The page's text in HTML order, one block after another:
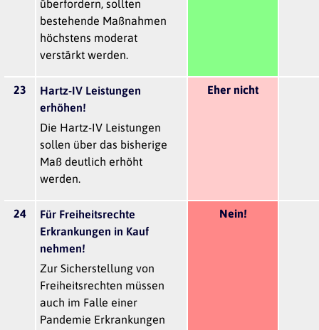
überfordern, sollten
bestehende Maßnahmen
höchstens moderat
verstärkt werden.
23
Hartz-IV Leistungen
erhöhen!
Die Hartz-IV Leistungen
sollen über das bisherige
Maß deutlich erhöht
werden.
Eher nicht
24
Für Freiheitsrechte
Erkrankungen in Kauf
nehmen!
Zur Sicherstellung von
Freiheitsrechten müssen
auch im Falle einer
Pandemie Erkrankungen
Nein!